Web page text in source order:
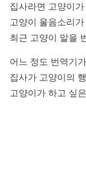
집사라면 고양이
고양이 울음소리
최근 고양이 말을
어느 정도 번역기
집사가 고양이의
고양이가 하고 싶